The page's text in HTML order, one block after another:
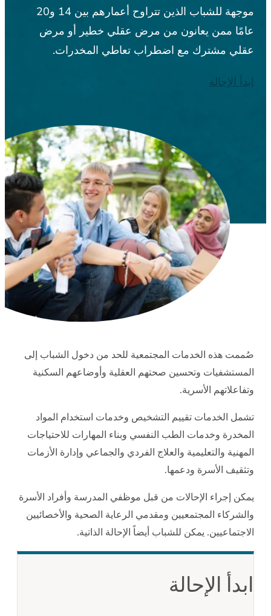
موجهة للشباب الذين تتراوح أعمارهم بين 14 و20
عامًا ممن يعانون من مرض عقلي خطير أو مرض
عقلي مشترك مع اضطراب تعاطي المخدرات.
ابدأ الإحالة
صُممت هذه الخدمات المجتمعية للحد من دخول الشباب إلى
المستشفيات وتحسين صحتهم العقلية وأوضاعهم السكنية
وتفاعلاتهم الأسرية.
تشمل الخدمات تقييم التشخيص وخدمات استخدام المواد
المخدرة وخدمات الطب النفسي وبناء المهارات للاحتياجات
المهنية والتعليمية والعلاج الفردي والجماعي وإدارة الأزمات
وتثقيف الأسرة ودعمها.
يمكن إجراء الإحالات من قبل موظفي المدرسة وأفراد الأسرة
والشركاء المجتمعيين ومقدمي الرعاية الصحية والأخصائيين
الاجتماعيين. يمكن للشباب أيضاً الإحالة الذاتية.
ابدأ الإحالة